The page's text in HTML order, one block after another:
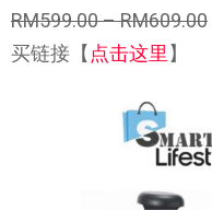
RM599.00 – RM609.00
买链接【点击这里】